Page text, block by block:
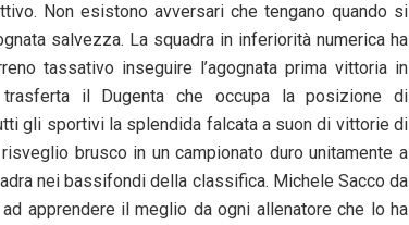
Non esistono avversari che tengano quando si
salvezza. La squadra in inferiorità numerica ha
tassativo inseguire l’agognata prima vittoria in
il Dugenta che occupa la posizione di
gli sportivi la splendida falcata a suon di vittorie di
brusco in un campionato duro unitamente a
nei bassifondi della classifica. Michele Sacco da
apprendere il meglio da ogni allenatore che lo ha